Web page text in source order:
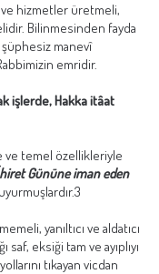
ve hizmetler üretmeli,
Bilinmesinden fayda
manevî
emridir.
işlerde, Hakka itâat
ve temel özellikleriyle
Gününe iman eden
yanıltıcı ve aldatıcı
saf, eksiği tam ve ayıplıyı
tıkayan vicdan